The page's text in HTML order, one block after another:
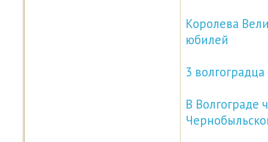
Королева
юбилей
3
В Волгограде